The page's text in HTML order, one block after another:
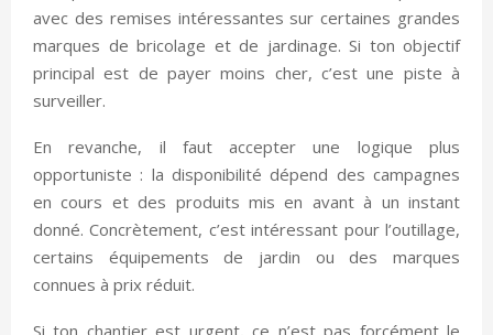
avec des remises intéressantes sur certaines grandes
marques de bricolage et de jardinage. Si ton objectif
principal est de payer moins cher, c’est une piste à
surveiller.
En revanche, il faut accepter une logique plus
opportuniste : la disponibilité dépend des campagnes
en cours et des produits mis en avant à un instant
donné. Concrètement, c’est intéressant pour l’outillage,
certains équipements de jardin ou des marques
connues à prix réduit.
Si ton chantier est urgent, ce n’est pas forcément le